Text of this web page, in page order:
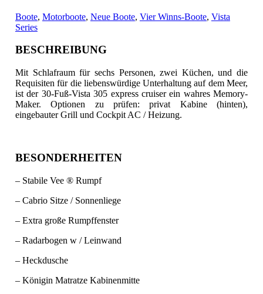
Boote, Motorboote, Neue Boote, Vier Winns-Boote, Vista
Series
BESCHREIBUNG
Mit Schlafraum für sechs Personen, zwei Küchen, und die
Requisiten für die liebenswürdige Unterhaltung auf dem Meer,
ist der 30-Fuß-Vista 305 express cruiser ein wahres Memory-
Maker. Optionen zu prüfen: privat Kabine (hinten),
eingebauter Grill und Cockpit AC / Heizung.
BESONDERHEITEN
– Stabile Vee ® Rumpf
– Cabrio Sitze / Sonnenliege
– Extra große Rumpffenster
– Radarbogen w / Leinwand
– Heckdusche
– Königin Matratze Kabinenmitte